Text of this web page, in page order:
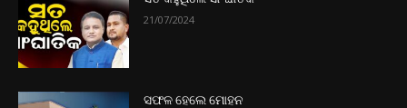
21/07/2024
ସଫଳ ହେଲେ ମୋହନ